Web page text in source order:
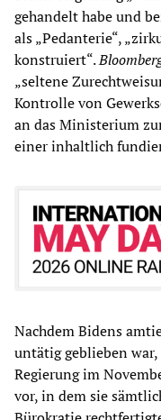
gehandelt habe und
als „Pedanterie“,
konstruiert“.
„seltene
Kontrolle von
an das Ministerium
einer inhaltlich
Nachdem Bidens
untätig geblieben
Regierung im
vor, in dem sie